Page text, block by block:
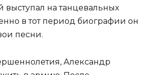
выступал на танцевальных
в тот период биографии он
песни.
Александр